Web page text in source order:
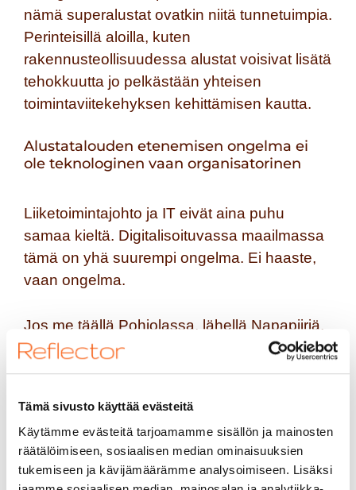
Tämä sivusto käyttää evästeitä
Käytämme evästeitä tarjoamamme sisällön ja mainosten
räätälöimiseen, sosiaalisen median ominaisuuksien
tukemiseen ja kävijämäärämme analysoimiseen. Lisäksi
nämä superalustat ovatkin niitä tunnetuimpia.
Perinteisillä aloilla, kuten
rakennusteollisuudessa alustat voisivat lisätä
tehokkuutta jo pelkästään yhteisen
toimintaviitekehyksen kehittämisen kautta.
Alustatalouden etenemisen ongelma ei
ole teknologinen vaan organisatorinen
Liiketoimintajohto ja IT eivät aina puhu
samaa kieltä. Digitalisoituvassa maailmassa
tämä on yhä suurempi ongelma. Ei haaste,
vaan ongelma.
Jos me täällä Pohjolassa, lähellä Napapiiriä,
haluamme olla mukana kansainvälisessä
kasvussa tietopääoman avulla, tätä
kasvumahdollisuudet ovat alustatalouden ja
digitaalisten ratkaisujen suunnalla. IT on
aivan liian arvokas asia jätettäväksi vain IT-
ammattilaisten käsiin, koska liiketoiminta ei